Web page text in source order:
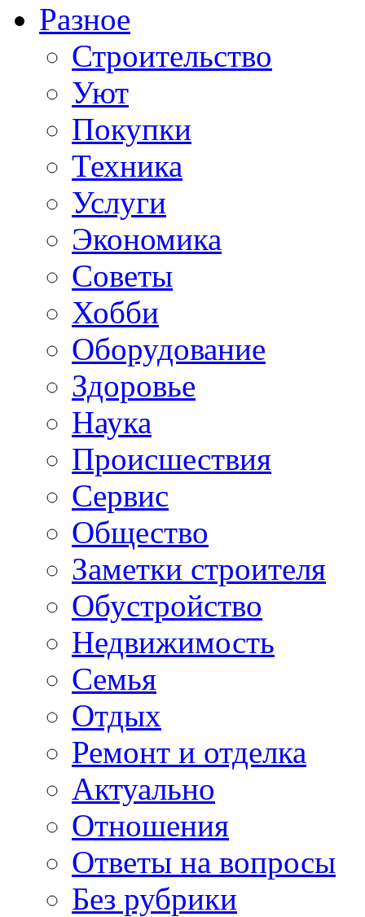
Разное
Строительство
Уют
Покупки
Техника
Услуги
Экономика
Советы
Хобби
Oборудование
Здоровье
Наука
Происшествия
Сервис
Общество
Заметки строителя
Обустройство
Недвижимость
Семья
Отдых
Ремонт и отделка
Актуально
Отношения
Ответы на вопросы
Без рубрики